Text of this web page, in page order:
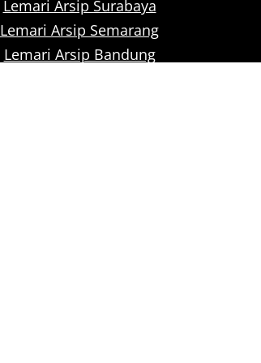
Lemari Arsip Surabaya
Lemari Arsip Semarang
Lemari Arsip Bandung